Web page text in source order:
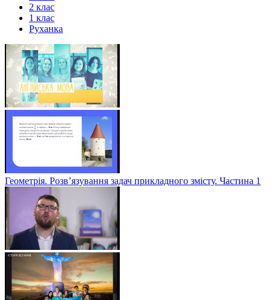
2 клас
1 клас
Руханка
Геометрія. Розв’язування задач прикладного змісту. Частина 1